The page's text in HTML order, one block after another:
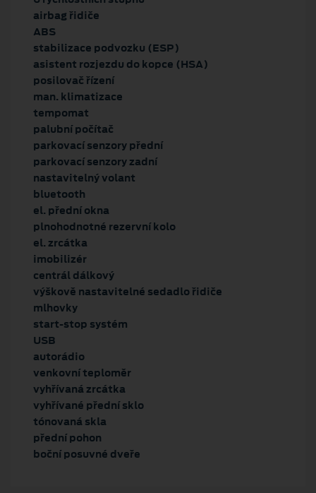
airbag řidiče
ABS
stabilizace podvozku (ESP)
asistent rozjezdu do kopce (HSA)
posilovač řízení
man. klimatizace
tempomat
palubní počítač
parkovací senzory přední
parkovací senzory zadní
nastavitelný volant
bluetooth
el. přední okna
plnohodnotné rezervní kolo
el. zrcátka
imobilizér
centrál dálkový
výškově nastavitelné sedadlo řidiče
mlhovky
start-stop systém
USB
autorádio
venkovní teploměr
vyhřívaná zrcátka
vyhřívané přední sklo
tónovaná skla
přední pohon
boční posuvné dveře